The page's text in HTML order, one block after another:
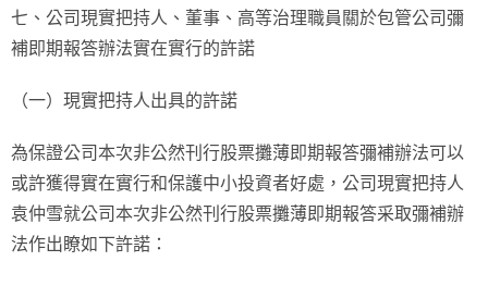
七、公司現實把持人、董事、高等治理職員關於包管公司彌
補即期報答辦法實在實行的許諾
（一）現實把持人出具的許諾
為保證公司本次非公然刊行股票攤薄即期報答彌補辦法可以
或許獲得實在實行和保護中小投資者好處，公司現實把持人
袁仲雪就公司本次非公然刊行股票攤薄即期報答采取彌補辦
法作出瞭如下許諾：